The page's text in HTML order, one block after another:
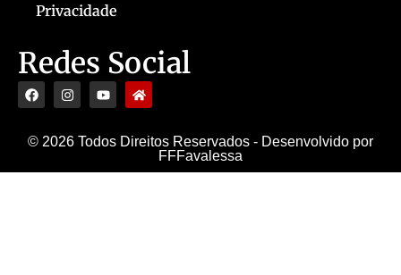
Privacidade
Redes Social
© 2026 Todos Direitos Reservados - Desenvolvido por
FFFavalessa